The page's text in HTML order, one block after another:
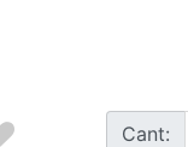
Cant: